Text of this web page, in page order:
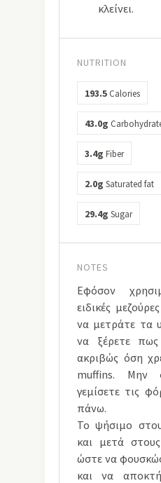
κλείνει.
NUTRITION
193.5 Calories
43.0g
3.4g Fiber
2.0g Saturated fat
29.4g Sugar
NOTES
Εφόσον
ειδικές
να μετράτε τα
να ξέρετε
ακριβώς όση
muffins. Μην
γεμίσετε τις
πάνω.
Το ψήσιμο
και μετά
ώστε να
και να